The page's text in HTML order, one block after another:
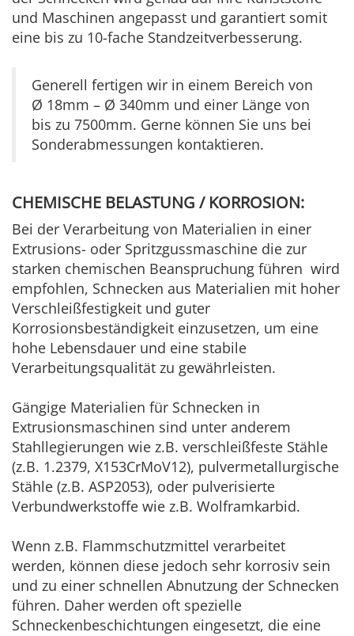
und Maschinen angepasst und garantiert somit
eine bis zu 10-fache Standzeitverbesserung.
Generell fertigen wir in einem Bereich von
Ø 18mm – Ø 340mm und einer Länge von
bis zu 7500mm. Gerne können Sie uns bei
Sonderabmessungen kontaktieren.
CHEMISCHE BELASTUNG / KORROSION:
Bei der Verarbeitung von Materialien in einer
Extrusions- oder Spritzgussmaschine die zur
starken chemischen Beanspruchung führen wird
empfohlen, Schnecken aus Materialien mit hoher
Verschleißfestigkeit und guter
Korrosionsbeständigkeit einzusetzen, um eine
hohe Lebensdauer und eine stabile
Verarbeitungsqualität zu gewährleisten.
Gängige Materialien für Schnecken in
Extrusionsmaschinen sind unter anderem
Stahllegierungen wie z.B. verschleißfeste Stähle
(z.B. 1.2379, X153CrMoV12), pulvermetallurgische
Stähle (z.B. ASP2053), oder pulverisierte
Verbundwerkstoffe wie z.B. Wolframkarbid.
Wenn z.B. Flammschutzmittel verarbeitet
werden, können diese jedoch sehr korrosiv sein
und zu einer schnellen Abnutzung der Schnecken
führen. Daher werden oft spezielle
Schneckenbeschichtungen eingesetzt, die eine